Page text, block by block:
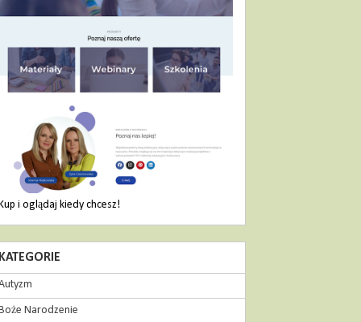
i oglądaj kiedy chcesz!
Narodzenie